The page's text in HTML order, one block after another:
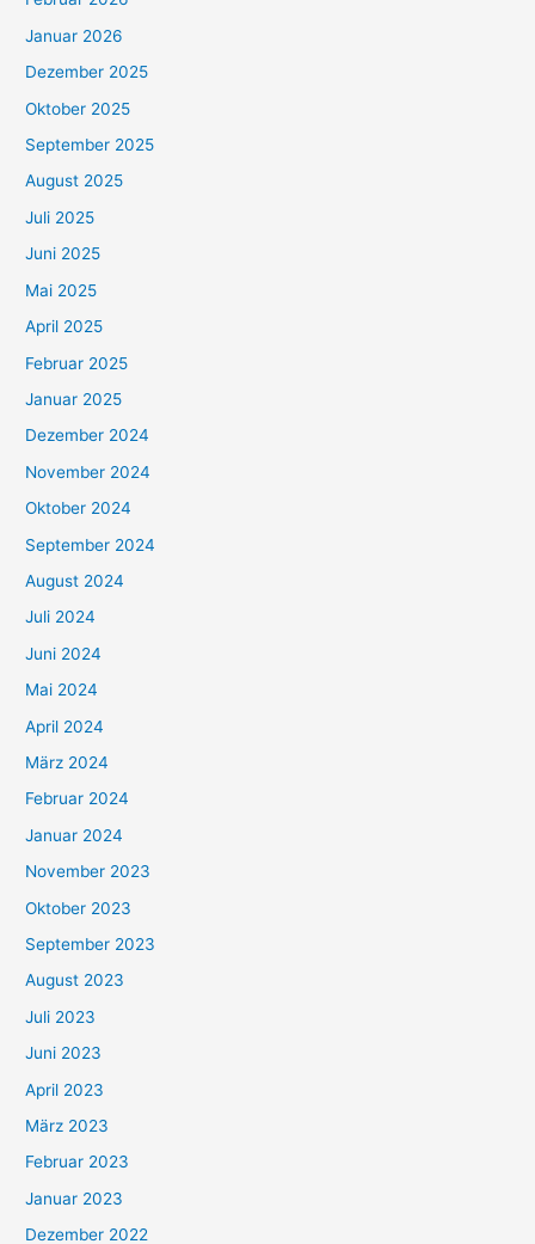
Januar 2026
Dezember 2025
Oktober 2025
September 2025
August 2025
Juli 2025
Juni 2025
Mai 2025
April 2025
Februar 2025
Januar 2025
Dezember 2024
November 2024
Oktober 2024
September 2024
August 2024
Juli 2024
Juni 2024
Mai 2024
April 2024
März 2024
Februar 2024
Januar 2024
November 2023
Oktober 2023
September 2023
August 2023
Juli 2023
Juni 2023
April 2023
März 2023
Februar 2023
Januar 2023
Dezember 2022